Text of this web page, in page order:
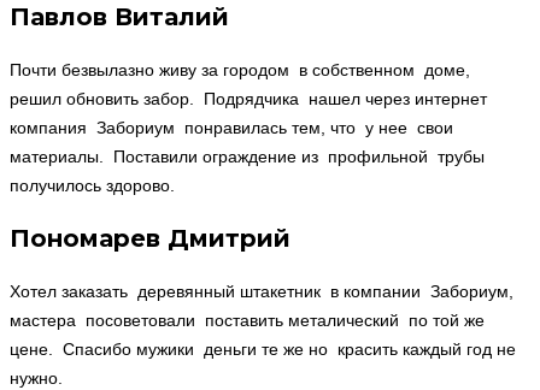
Павлов Виталий
Почти безвылазно живу за городом в собственном доме,
решил обновить забор. Подрядчика нашел через интернет
компания Забориум понравилась тем, что у нее свои
материалы. Поставили ограждение из профильной трубы
получилось здорово.
Пономарев Дмитрий
Хотел заказать деревянный штакетник в компании Забориум,
мастера посоветовали поставить металический по той же
цене. Спасибо мужики деньги те же но красить каждый год не
нужно.